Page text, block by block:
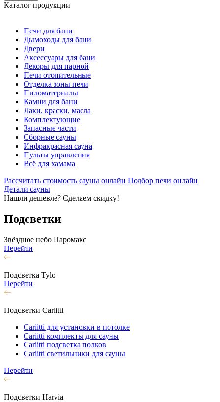
Каталог продукции
Печи для бани
Дымоходы для бани
Двери
Аксессуары для бани
Декоры для парной
Печи отопительные
Отделка зоны печи
Пиломатериалы
Камни для бани
Лаки, краски, масла
Комплектующие
Запасные части
Сборные сауны
Инфракрасная сауна
Пульты управления
Всё для хамама
Рассчитать стоимость сауны онлайн Подбор печи онлайн
Детали сауны
Нашли дешевле? Сделаем скидку!
Подсветки
Звёздное небо Паромакс
Перейти
Подсветка Tylo
Перейти
Подсветки Cariitti
Cariitti для установки в потолке
Cariitti комплекты для сауны
Cariitti подсветка полков
Cariitti светильники для сауны
Перейти
Подсветки Harvia